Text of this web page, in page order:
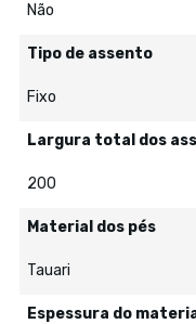
Não
Tipo de assento
Fixo
Largura total dos
200
Material dos pés
Tauari
Espessura do